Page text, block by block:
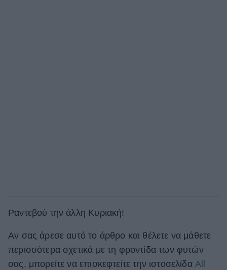
Ραντεβού την άλλη Κυριακή!
Αν σας άρεσε αυτό το άρθρο και θέλετε να μάθετε
περισσότερα σχετικά με τη φροντίδα των φυτών
σας, μπορείτε να επισκεφτείτε την ιστοσελίδα All